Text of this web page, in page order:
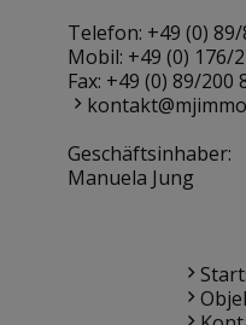
Telefon: +49 (0)
Mobil: +49 (0) 176/
Fax: +49 (0) 89/200
Geschäftsinhaber:
Manuela Jung